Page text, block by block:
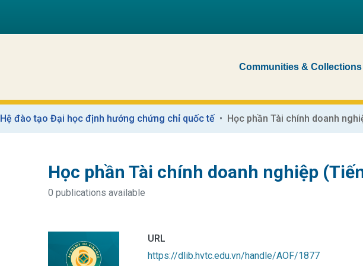
Communities & Collections
Hệ đào tạo Đại học định hướng chứng chỉ quốc tế Học phần Tài chính doanh
Học phần Tài chính doanh nghiệp
0 publications available
URL
https://dlib.hvtc.edu.vn/handle/AOF/1877